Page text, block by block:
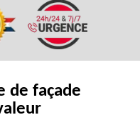
de façade